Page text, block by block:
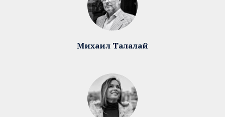
Михаил Талалай